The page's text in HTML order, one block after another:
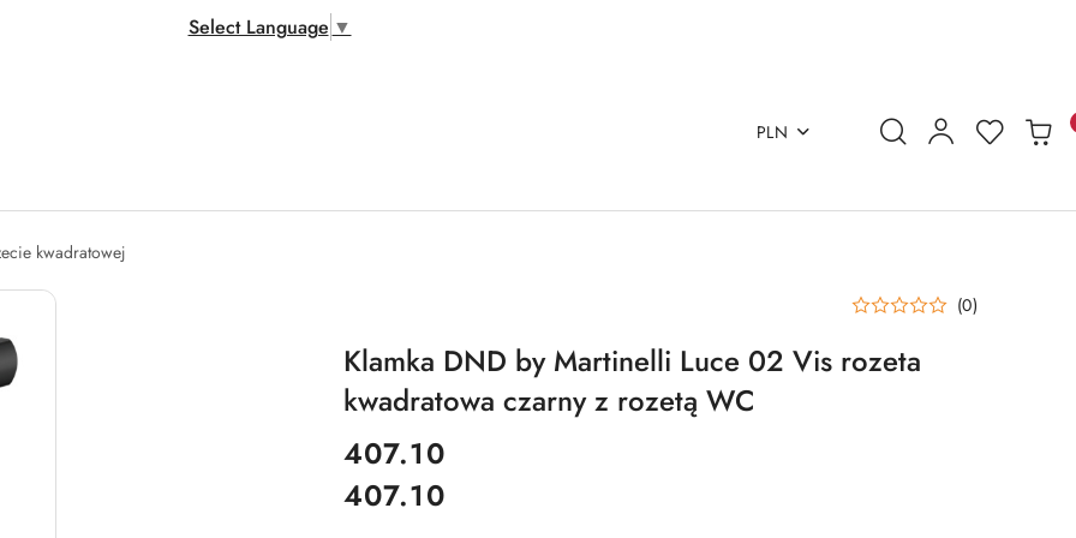
Select Language ▼
PLN
kwadratowej
(0)
Klamka DND by Martinelli Luce 02 Vis rozeta
kwadratowa czarny z rozetą WC
cena:
407.10
Cena:
407.10